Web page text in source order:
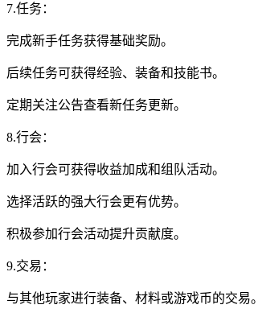
7.任务：
完成新手任务获得基础奖励。
后续任务可获得经验、装备和技能书。
定期关注公告查看新任务更新。
8.行会：
加入行会可获得收益加成和组队活动。
选择活跃的强大行会更有优势。
积极参加行会活动提升贡献度。
9.交易：
与其他玩家进行装备、材料或游戏币的交易。